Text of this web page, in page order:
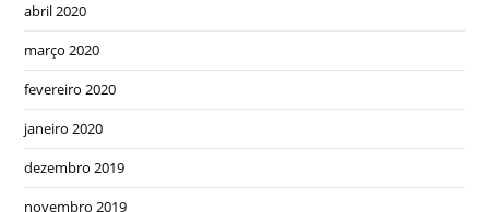
abril 2020
março 2020
fevereiro 2020
janeiro 2020
dezembro 2019
novembro 2019